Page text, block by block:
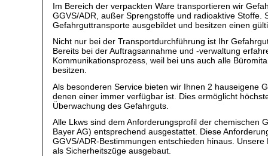
Im Bereich der verpackten Ware transportieren wir
GGVS/ADR, außer Sprengstoffe und radioaktive Stoffe.
Gefahrguttransporte ausgebildet und besitzen einen
Nicht nur bei der Transportdurchführung ist Ihr
Bereits bei der Auftragsannahme und -verwaltung
Kommunikationsprozess, weil bei uns auch alle
besitzen.
Als besonderen Service bieten wir Ihnen 2 hauseigene
denen einer immer verfügbar ist. Dies ermöglicht
Überwachung des Gefahrguts.
Alle Lkws sind dem Anforderungsprofil der chemischen
Bayer AG) entsprechend ausgestattet. Diese
GGVS/ADR-Bestimmungen entschieden hinaus.
als Sicherheitszüge ausgebaut.